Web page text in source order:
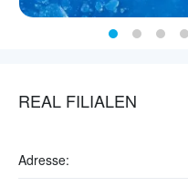
REAL FILIALEN
Adresse: